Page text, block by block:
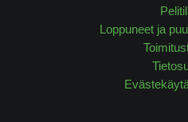
Loppuneet ja